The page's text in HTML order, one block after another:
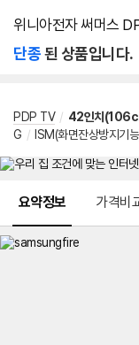
위니아전자 써머스
단종된 상품입니다.
PDP TV / 42인치
G / ISM(화면잔상방지기
요약정보 가격비